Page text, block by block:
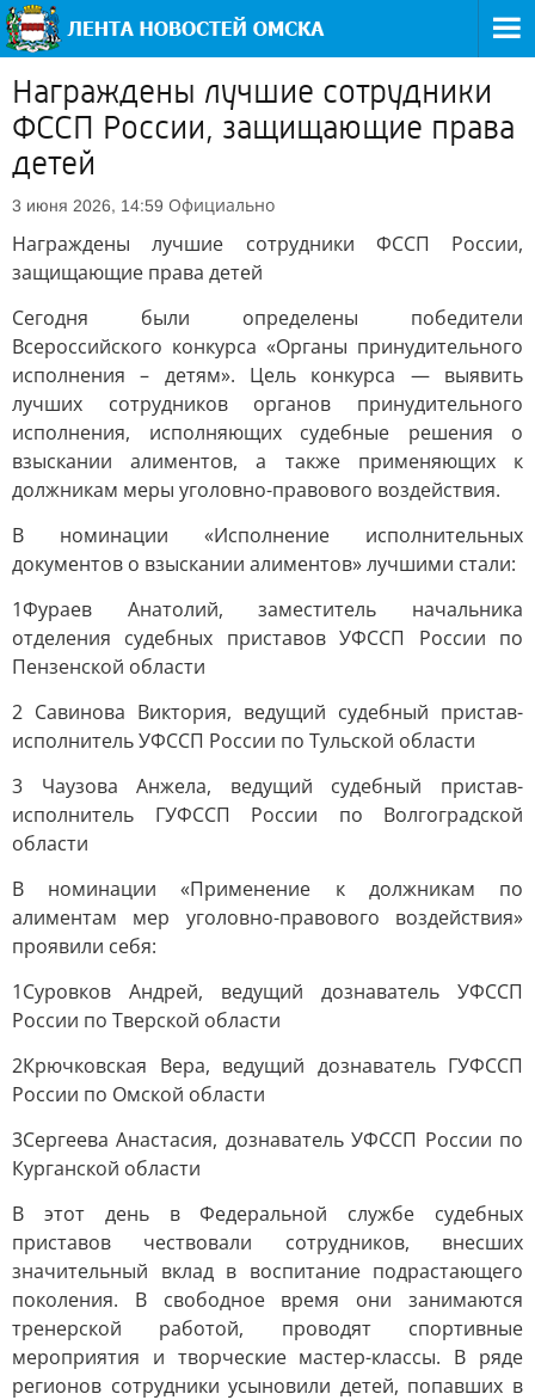
Награждены лучшие сотрудники
ФССП России, защищающие права
детей
3 июня 2026, 14:59 Официально
Награждены лучшие сотрудники ФССП России,
защищающие права детей
Сегодня были определены победители
Всероссийского конкурса «Органы принудительного
исполнения – детям». Цель конкурса — выявить
лучших сотрудников органов принудительного
исполнения, исполняющих судебные решения о
взыскании алиментов, а также применяющих к
должникам меры уголовно-правового воздействия.
В номинации «Исполнение исполнительных
документов о взыскании алиментов» лучшими стали:
1Фураев Анатолий, заместитель начальника
отделения судебных приставов УФССП России по
Пензенской области
2 Савинова Виктория, ведущий судебный пристав-
исполнитель УФССП России по Тульской области
3 Чаузова Анжела, ведущий судебный пристав-
исполнитель ГУФССП России по Волгоградской
области
В номинации «Применение к должникам по
алиментам мер уголовно-правового воздействия»
проявили себя:
1Суровков Андрей, ведущий дознаватель УФССП
России по Тверской области
2Крючковская Вера, ведущий дознаватель ГУФССП
России по Омской области
3Сергеева Анастасия, дознаватель УФССП России по
Курганской области
В этот день в Федеральной службе судебных
приставов чествовали сотрудников, внесших
значительный вклад в воспитание подрастающего
поколения. В свободное время они занимаются
тренерской работой, проводят спортивные
мероприятия и творческие мастер-классы. В ряде
регионов сотрудники усыновили детей, попавших в